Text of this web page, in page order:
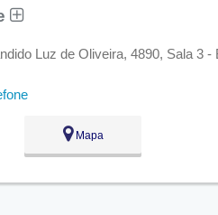
Luz de Oliveira, 4890, Sala 3
Mapa